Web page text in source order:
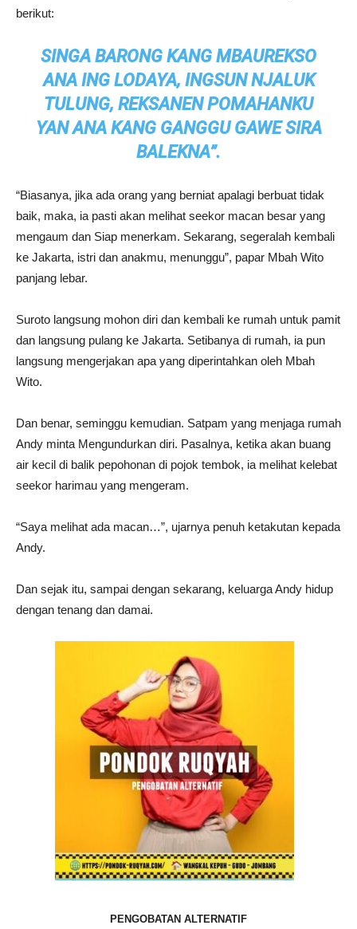
berikut:
SINGA BARONG KANG MBAUREKSO
ANA ING LODAYA, INGSUN NJALUK
TULUNG, REKSANEN POMAHANKU
YAN ANA KANG GANGGU GAWE SIRA
BALEKNA”.
“Biasanya, jika ada orang yang berniat apalagi berbuat tidak
baik, maka, ia pasti akan melihat seekor macan besar yang
mengaum dan Siap menerkam. Sekarang, segeralah kembali
ke Jakarta, istri dan anakmu, menunggu”, papar Mbah Wito
panjang lebar.
Suroto langsung mohon diri dan kembali ke rumah untuk pamit
dan langsung pulang ke Jakarta. Setibanya di rumah, ia pun
langsung mengerjakan apa yang diperintahkan oleh Mbah
Wito.
Dan benar, seminggu kemudian. Satpam yang menjaga rumah
Andy minta Mengundurkan diri. Pasalnya, ketika akan buang
air kecil di balik pepohonan di pojok tembok, ia melihat kelebat
seekor harimau yang mengeram.
“Saya melihat ada macan…”, ujarnya penuh ketakutan kepada
Andy.
Dan sejak itu, sampai dengan sekarang, keluarga Andy hidup
dengan tenang dan damai.
PENGOBATAN ALTERNATIF